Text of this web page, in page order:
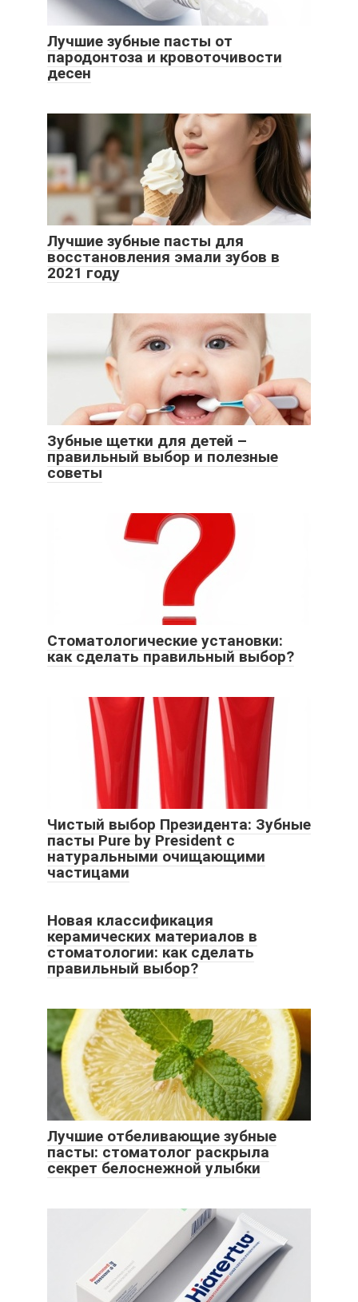
Лучшие зубные пасты от
пародонтоза и кровоточивости
десен
Лучшие зубные пасты для
восстановления эмали зубов в
2021 году
Зубные щетки для детей –
правильный выбор и полезные
советы
Стоматологические установки:
как сделать правильный выбор?
Чистый выбор Президента: Зубные
пасты Pure by President с
натуральными очищающими
частицами
Новая классификация
керамических материалов в
стоматологии: как сделать
правильный выбор?
Лучшие отбеливающие зубные
пасты: стоматолог раскрыла
секрет белоснежной улыбки